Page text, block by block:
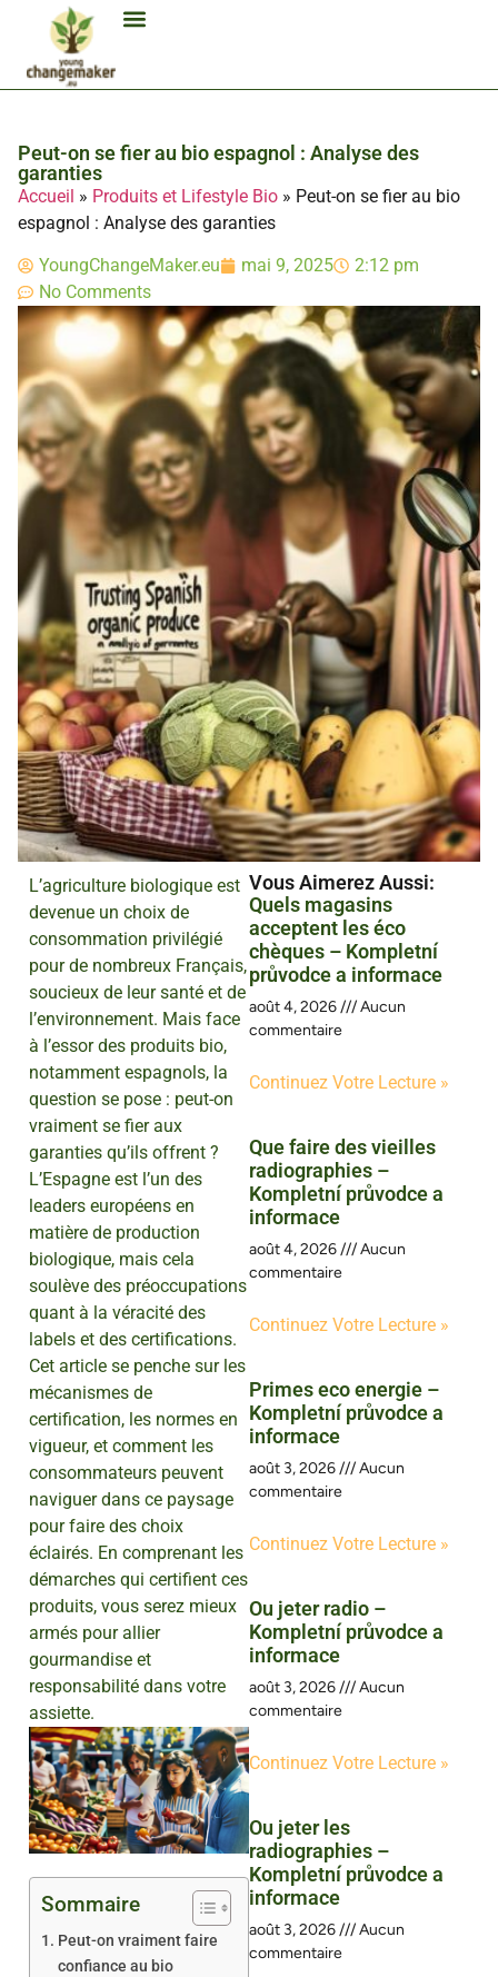
Peut-on se fier au bio espagnol : Analyse des
garanties
Accueil » Produits et Lifestyle Bio » Peut-on se fier au bio
espagnol : Analyse des garanties
YoungChangeMaker.eu mai 9, 2025
2:12 pm
No Comments
L’agriculture biologique est
devenue un choix de
consommation privilégié
pour de nombreux Français,
soucieux de leur santé et de
l’environnement. Mais face
à l’essor des produits bio,
notamment espagnols, la
question se pose : peut-on
vraiment se fier aux
garanties qu’ils offrent ?
L’Espagne est l’un des
leaders européens en
matière de production
biologique, mais cela
soulève des préoccupations
quant à la véracité des
labels et des certifications.
Cet article se penche sur les
mécanismes de
certification, les normes en
vigueur, et comment les
consommateurs peuvent
naviguer dans ce paysage
pour faire des choix
éclairés. En comprenant les
démarches qui certifient ces
produits, vous serez mieux
armés pour allier
gourmandise et
responsabilité dans votre
assiette.
Sommaire
Peut-on vraiment faire
confiance au bio
Vous Aimerez Aussi :
Quels magasins
acceptent les éco
chèques – Kompletní
průvodce a informace
août 4, 2026
Aucun
commentaire
Continuez Votre Lecture »
Que faire des vieilles
radiographies –
Kompletní průvodce a
informace
août 4, 2026
Aucun
commentaire
Continuez Votre Lecture »
Primes eco energie –
Kompletní průvodce a
informace
août 3, 2026
Aucun
commentaire
Continuez Votre Lecture »
Ou jeter radio –
Kompletní průvodce a
informace
août 3, 2026
Aucun
commentaire
Continuez Votre Lecture »
Ou jeter les
radiographies –
Kompletní průvodce a
informace
août 3, 2026
Aucun
commentaire